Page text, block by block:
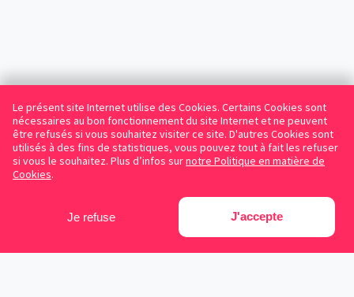
Le présent site Internet utilise des Cookies. Certains Cookies sont
nécessaires au bon fonctionnement du site Internet et ne peuvent
être refusés si vous souhaitez visiter ce site. D'autres Cookies sont
utilisés à des fins de statistiques, vous pouvez tout à fait les refuser
si vous le souhaitez. Plus d’infos surnotre Politique en matière de
Cookies.
Je refuse J'accepte